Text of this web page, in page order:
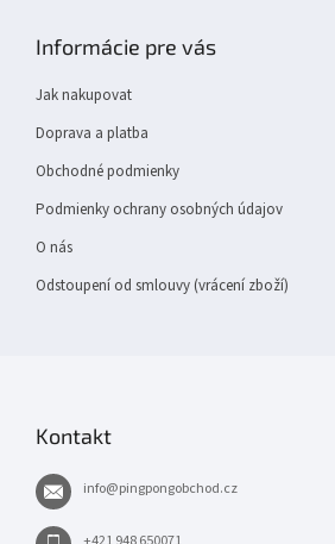
Informácie pre vás
Jak nakupovat
Doprava a platba
Obchodné podmienky
Podmienky ochrany osobných údajov
O nás
Odstoupení od smlouvy (vrácení zboží)
Kontakt
info@pingpongobchod.cz